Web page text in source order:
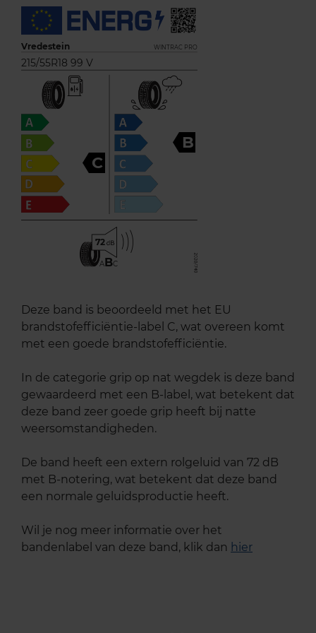
Vredestein WINTRAC PRO
215/55R18 99 V
C
B
72
ABC
Deze band is beoordeeld met het EU
brandstofefficiëntie-label C, wat overeen komt
met een goede brandstofefficiëntie.
In de categorie grip op nat wegdek is deze band
gewaardeerd met een B-label, wat betekent dat
deze band zeer goede grip heeft bij natte
weersomstandigheden.
De band heeft een extern rolgeluid van 72 dB
met B-notering, wat betekent dat deze band
een normale geluidsproductie heeft.
Wil je nog meer informatie over het
bandenlabel van deze band, klik dan hier